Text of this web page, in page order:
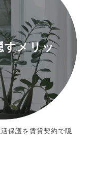
すメリッ
保護を賃貸契約で隠